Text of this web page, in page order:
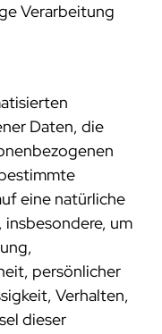
Verarbeitung
Daten, die
eine natürliche
insbesondere, um
persönlicher
Verhalten,
dieser